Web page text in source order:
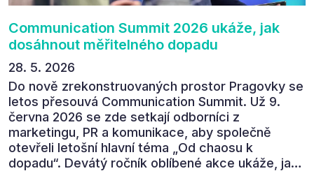
Communication Summit 2026 ukáže, jak
dosáhnout měřitelného dopadu
28. 5. 2026
Do nově zrekonstruovaných prostor Pragovky se
letos přesouvá Communication Summit. Už 9.
června 2026 se zde setkají odborníci z
marketingu, PR a komunikace, aby společně
otevřeli letošní hlavní téma „Od chaosu k
dopadu“. Devátý ročník oblíbené akce ukáže, jak